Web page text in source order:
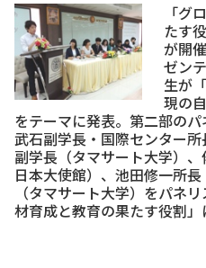
「グ
たす
が開
ゼン
生が
現の
をテーマに発表。第二部のパ
武石副学長・国際センター
副学長（タマサート大学）
日本大使館）、池田修一所
（タマサート大学）をパネ
材育成と教育の果たす役割」